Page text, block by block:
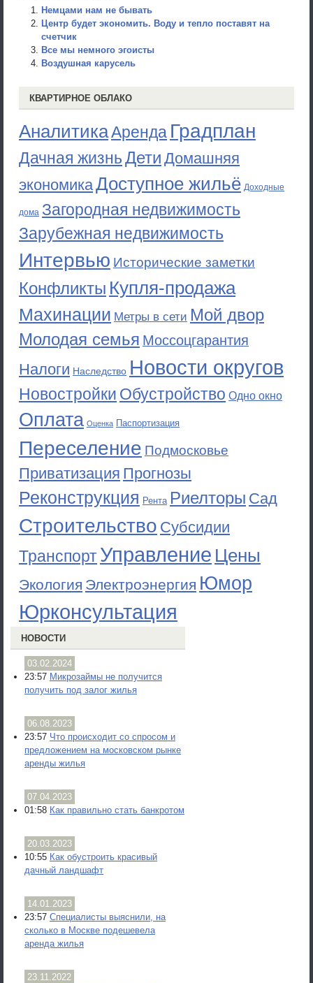
Немцами нам не бывать
Центр будет экономить. Воду и тепло поставят на
счетчик
Все мы немного эгоисты
Воздушная карусель
КВАРТИРНОЕ ОБЛАКО
АналитикаАренда Градплан
Дачная жизньДети Домашняя
экономикаДоступное жильё Доходные
дома Загородная недвижимость
Зарубежная недвижимость
Интервью Исторические заметки
Конфликты Купля-продажа
Махинации Метры в сети Мой двор
Молодая семья Моссоцгарантия
Налоги Наследство Новости округов
Новостройки Обустройство Одно окно
Оплата Оценка Паспортизация
Переселение Подмосковье
Приватизация Прогнозы
Реконструкция Рента Риелторы Сад
Строительство Субсидии
ТранспортУправление Цены
Экология Электроэнергия Юмор
Юрконсультация
НОВОСТИ
03.02.2024
23:57 Микрозаймы не получится
получить под залог жилья
06.08.2023
23:57 Что происходит со спросом и
предложением на московском рынке
аренды жилья
07.04.2023
01:58 Как правильно стать банкротом
20.03.2023
10:55 Как обустроить красивый
дачный ландшафт
14.01.2023
23:57 Специалисты выяснили, на
сколько в Москве подешевела
аренда жилья
23.11.2022